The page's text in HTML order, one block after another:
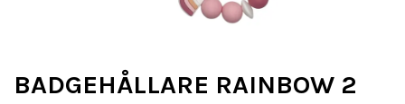
BADGEHÅLLARE RAINBOW 2